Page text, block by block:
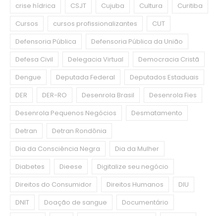
crise hídrica
CSJT Cujuba Cultura
Curitiba
Cursos
cursos profissionalizantes
CUT
Defensoria Pública
Defensoria Pública da União
Defesa Civil
Delegacia Virtual
Democracia Cristã
Dengue
Deputada Federal
Deputados Estaduais
DER
DER-RO Desenrola Brasil
Desenrola Fies
Desenrola Pequenos Negócios
Desmatamento
Detran
Detran Rondônia
Dia da Consciência Negra
Dia da Mulher
Diabetes
Dieese
Digitalize seu negócio
Direitos do Consumidor
Direitos Humanos
DIU
DNIT
Doação de sangue
Documentário